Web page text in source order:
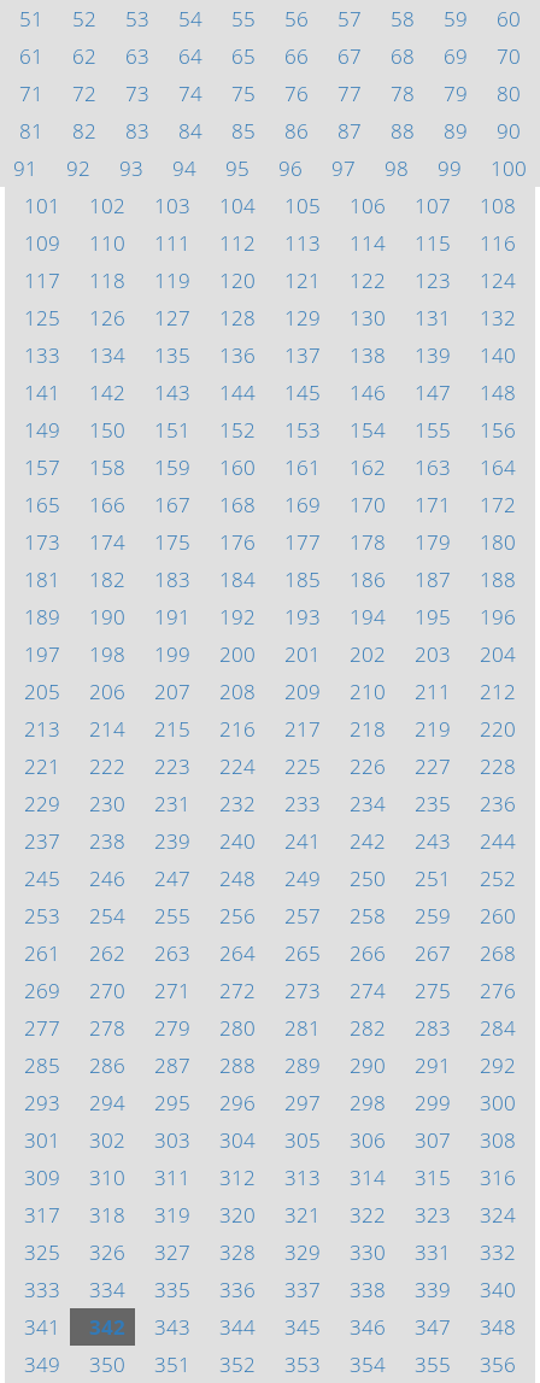
51
52 53 54 55 56 57 58 59
60
61
62 63 64 65 66 67 68 69
70
71
72 73 74 75 76 77 78 79
80
81
82 83 84 85 86 87 88 89
90
91
92 93 94 95 96 97 98 99
100
101
102 103 104 105 106 107
108
109
110 111 112 113 114 115
116
117
118 119 120 121 122 123
124
125
126 127 128 129 130 131
132
133
134 135 136 137 138 139
140
141
142 143 144 145 146 147
148
149
150 151 152 153 154 155
156
157
158 159 160 161 162 163
164
165
166 167 168 169 170 171
172
173
174 175 176 177 178 179
180
181
182 183 184 185 186 187
188
189
190 191 192 193 194 195
196
197
198 199 200 201 202 203
204
205
206 207 208 209 210 211
212
213
214 215 216 217 218 219
220
221
222 223 224 225 226 227
228
229
230 231 232 233 234 235
236
237
238 239 240 241 242 243
244
245
246 247 248 249 250 251
252
253
254 255 256 257 258 259
260
261
262 263 264 265 266 267
268
269
270 271 272 273 274 275
276
277
278 279 280 281 282 283
284
285
286 287 288 289 290 291
292
293
294 295 296 297 298 299
300
301
302 303 304 305 306 307
308
309
310 311 312 313 314 315
316
317
318 319 320 321 322 323
324
325
326 327 328 329 330 331
332
333
334 335 336 337 338 339
340
341
342 343 344 345 346 347
348
349
350 351 352 353 354 355 356